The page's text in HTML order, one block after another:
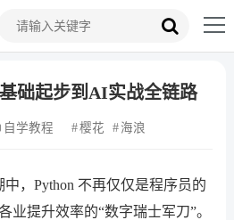
础起步到AI实战全链路
自学教程 樱花 海浪
，Python 不再仅仅是程序员的
业提升效率的“数字瑞士军刀”。